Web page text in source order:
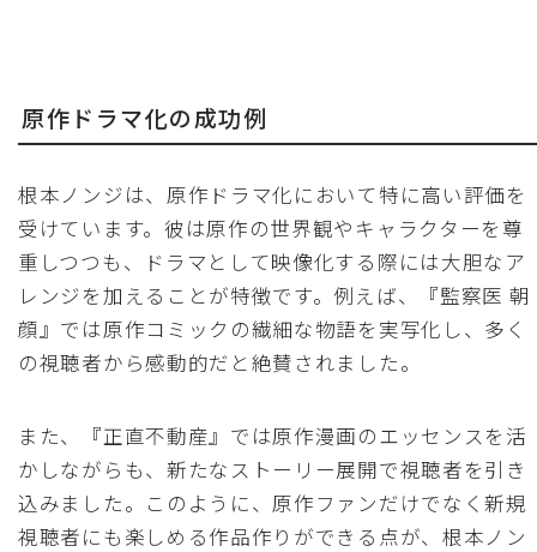
原作ドラマ化の成功例
根本ノンジは、原作ドラマ化において特に高い評価を
受けています。彼は原作の世界観やキャラクターを尊
重しつつも、ドラマとして映像化する際には大胆なア
レンジを加えることが特徴です。例えば、『監察医 朝
顔』では原作コミックの繊細な物語を実写化し、多く
の視聴者から感動的だと絶賛されました。
また、『正直不動産』では原作漫画のエッセンスを活
かしながらも、新たなストーリー展開で視聴者を引き
込みました。このように、原作ファンだけでなく新規
視聴者にも楽しめる作品作りができる点が、根本ノン